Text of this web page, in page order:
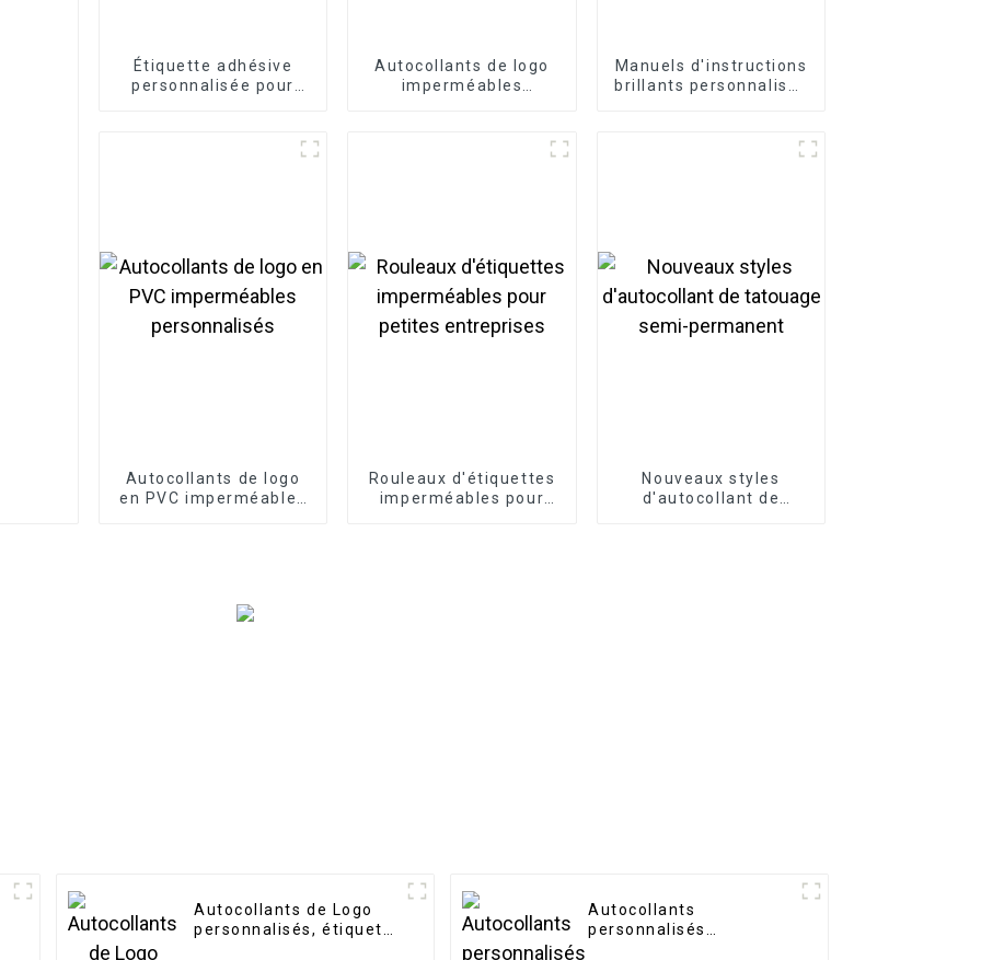
Étiquette adhésive
personnalisée pour
Autocollants de logo
imperméables
Manuels d'instructions
brillants personnalisés
Autocollants de logo
en PVC imperméables
Rouleaux d'étiquettes
imperméables pour
Nouveaux styles
d'autocollant de
Autocollants de Logo
personnalisés, étiquette
Autocollants
personnalisés